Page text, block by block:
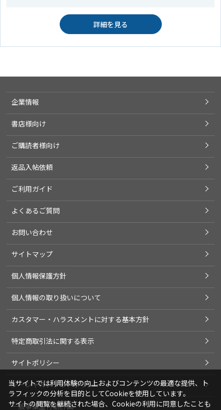
詳細を見る
企業情報
書店様向け
ご購読者様向け
返品入帖依頼
ご利用ガイド
よくあるご質問
お問い合わせ
サイトマップ
個人情報保護方針
個人情報の取り扱いについて
カスタマー・ハラスメントに対する基本方針
特定商取引法に関する表示
サイトポリシー
ソーシャルメディアポリシー
一般事業主行動計画
当サイトでは利用体験の向上およびコンテンツの最適な提供、ト
ラフィックの分析を目的としてCookieを使用しています。
サイトの閲覧を継続された場合、Cookieの利用に同意したことも